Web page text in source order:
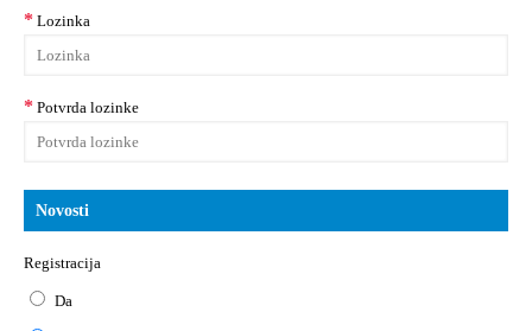
Lozinka
Potvrda lozinke
Novosti
Registracija
Da